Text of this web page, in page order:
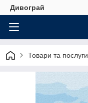
Дивограй
Товари та послуги